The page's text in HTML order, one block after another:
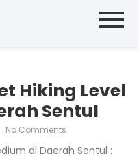
Hiking Level
Sentul
No Comments
di Daerah Sentul :